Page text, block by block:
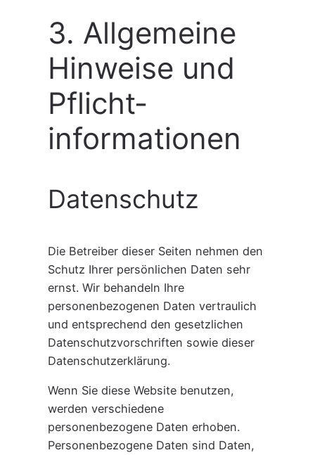
3. Allgemeine
Hinweise und
Pflicht­
informationen
Datenschutz
Die Betreiber dieser Seiten nehmen den
Schutz Ihrer persönlichen Daten sehr
ernst. Wir behandeln Ihre
personenbezogenen Daten vertraulich
und entsprechend den gesetzlichen
Datenschutzvorschriften sowie dieser
Datenschutzerklärung.
Wenn Sie diese Website benutzen,
werden verschiedene
personenbezogene Daten erhoben.
Personenbezogene Daten sind Daten,